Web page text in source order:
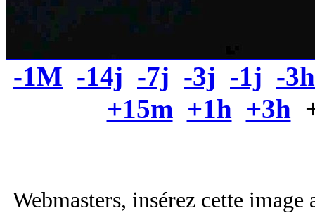
-1M -14j -7j -3j -1j -3h
+15m +1h +3h
Webmasters, insérez cette